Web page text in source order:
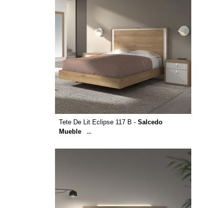
Tete De Lit Eclipse 117 B - Salcedo
Mueble
...